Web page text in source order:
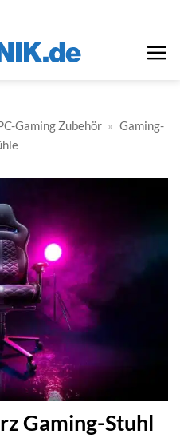
Gaming Zubehör » Gaming-
Gaming-Stuhl